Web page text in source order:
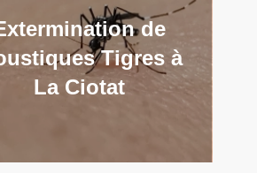
de
Tigres à
La Ciotat